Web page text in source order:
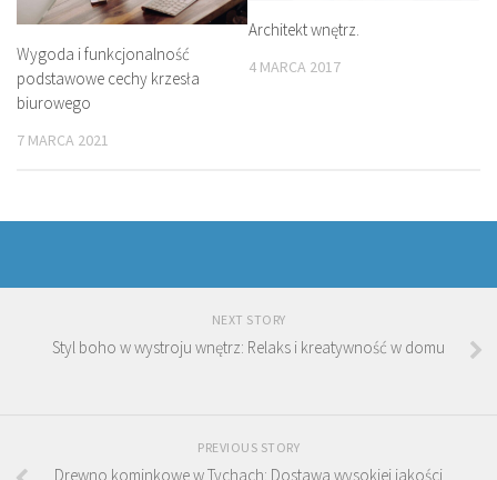
Wygoda i funkcjonalność
podstawowe cechy krzesła
biurowego
7 MARCA 2021
Architekt wnętrz.
4 MARCA 2017
NEXT STORY
Styl boho w wystroju wnętrz: Relaks i kreatywność w domu
PREVIOUS STORY
Drewno kominkowe w Tychach: Dostawa wysokiej jakości